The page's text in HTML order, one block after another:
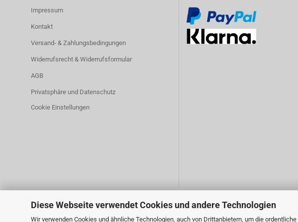
Diese Webseite verwendet Cookies und andere Technologien
Wir verwenden Cookies und ähnliche Technologien, auch von Drittanbietern, um die
Impressum
Kontakt
Versand- & Zahlungsbedingungen
Widerrufsrecht & Widerrufsformular
AGB
Privatsphäre und Datenschutz
Cookie Einstellungen